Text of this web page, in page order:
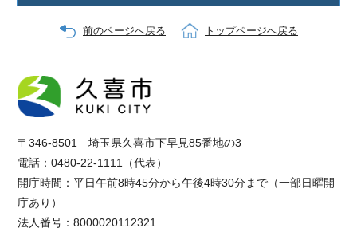
前のページへ戻る トップページへ戻る
〒346-8501 埼玉県久喜市下早見85番地の3
電話：0480-22-1111（代表）
開庁時間：平日午前8時45分から午後4時30分まで（一部日曜開
庁あり）
法人番号：8000020112321